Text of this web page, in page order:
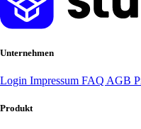
Unternehmen
Login Impressum FAQ AGB
Produkt